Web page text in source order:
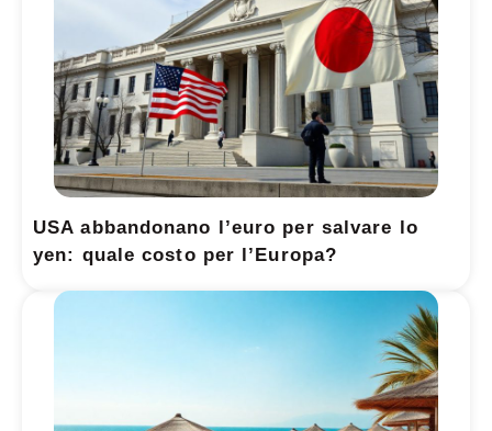
USA abbandonano l’euro per salvare lo
yen: quale costo per l’Europa?